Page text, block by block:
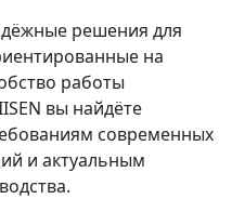
решения для
на
работы
вы найдёте
современных
и актуальным